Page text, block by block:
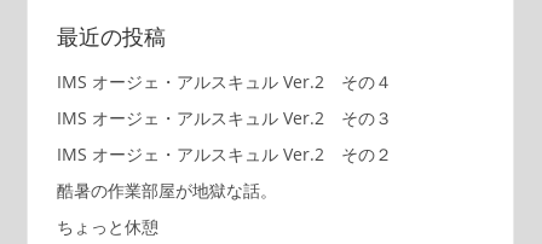
最近の投稿
IMS オージェ・アルスキュル Ver.2 その４
IMS オージェ・アルスキュル Ver.2 その３
IMS オージェ・アルスキュル Ver.2 その２
酷暑の作業部屋が地獄な話。
ちょっと休憩